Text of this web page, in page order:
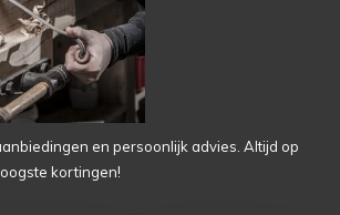
en persoonlijk advies. Altijd op
kortingen!